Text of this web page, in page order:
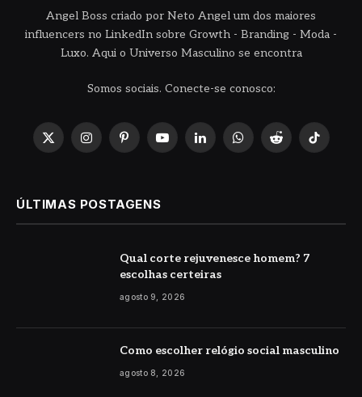
Angel Boss criado por Neto Angel um dos maiores
influencers no LinkedIn sobre Growth - Branding - Moda -
Luxo. Aqui o Universo Masculino se encontra
Somos sociais. Conecte-se conosco:
X
InstagramPinterestYouTubeLinkedInWhatsApp
Reddit TikTok
ÚLTIMAS POSTAGENS
Qual corte rejuvenesce homem? 7
escolhas certeiras
agosto 9, 2026
Como escolher relógio social masculino
agosto 8, 2026